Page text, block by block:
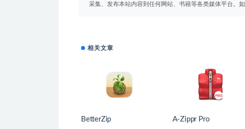
采集、发布本站内容到任何网站、书籍等各类媒体平台。
相关文章
BetterZip A-Zippr Pro